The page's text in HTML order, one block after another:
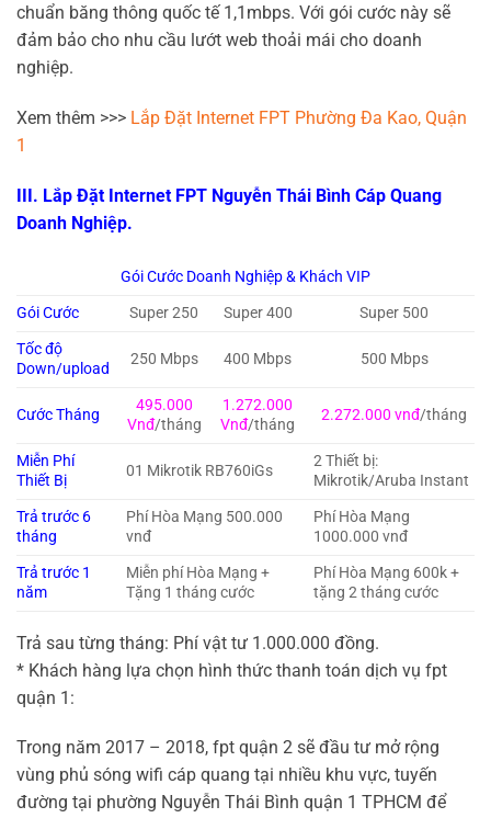
chuẩn băng thông quốc tế 1,1mbps. Với gói cước này sẽ
đảm bảo cho nhu cầu lướt web thoải mái cho doanh
nghiệp.
Xem thêm >>> Lắp Đặt Internet FPT Phường Đa Kao, Quận
1
III. Lắp Đặt Internet FPT Nguyễn Thái Bình Cáp Quang
Doanh Nghiệp.
Gói Cước Doanh Nghiệp & Khách VIP
Gói Cước
Super 250 Super 400
Super 500
Tốc độ
Down/upload
250 Mbps 400 Mbps 500 Mbps
Cước Tháng
495.000
Vnđ/tháng
1.272.000
Vnđ/tháng
2.272.000 vnđ/tháng
Miễn Phí
Thiết Bị
01 Mikrotik RB760iGs
2 Thiết bị:
Mikrotik/Aruba Instant
Trả trước 6
tháng
Phí Hòa Mạng 500.000
vnđ
Phí Hòa Mạng
1000.000 vnđ
Trả trước 1
năm
Miễn phí Hòa Mạng +
Tặng 1 tháng cước
Phí Hòa Mạng 600k +
tặng 2 tháng cước
Trả sau từng tháng: Phí vật tư 1.000.000 đồng.
* Khách hàng lựa chọn hình thức thanh toán dịch vụ fpt
quận 1:
Trong năm 2017 – 2018, fpt quận 2 sẽ đầu tư mở rộng
vùng phủ sóng wifi cáp quang tại nhiều khu vực, tuyến
đường tại phường Nguyễn Thái Bình quận 1 TPHCM để